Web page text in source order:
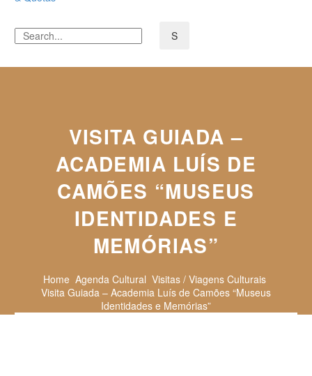
VISITA GUIADA –
ACADEMIA LUÍS DE
CAMÕES “MUSEUS
IDENTIDADES E
MEMÓRIAS”
Home Agenda Cultural Visitas / Viagens Culturais
Visita Guiada – Academia Luís de Camões “Museus
Identidades e Memórias”